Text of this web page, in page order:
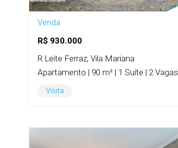
Venda
R$ 930.000
R Leite Ferraz, Vila Mariana
Apartamento | 90 m² | 1 Suíte | 2 Vagas
Visita